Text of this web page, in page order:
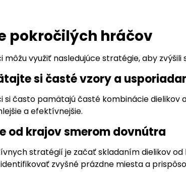
pokročilých hráčov
môžu využiť nasledujúce stratégie, aby zvýšili
si časté vzory a
si často pamätajú časté kombinácie dielikov
a efektívnejšie.
od krajov smerom dovnútra
stratégií je začať skladaním dielikov
zvyšné prázdne miesta a